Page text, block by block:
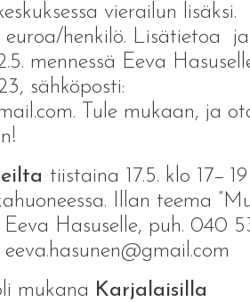
vierailun lisäksi.
henkilö. Lisätietoa ja
mennessä Eeva
sähköposti:
Tule mukaan, ja
tiistaina 17.5. klo 17−19
Illan teema
Eeva Hasuselle, puh. 040
mukana Karjalaisilla